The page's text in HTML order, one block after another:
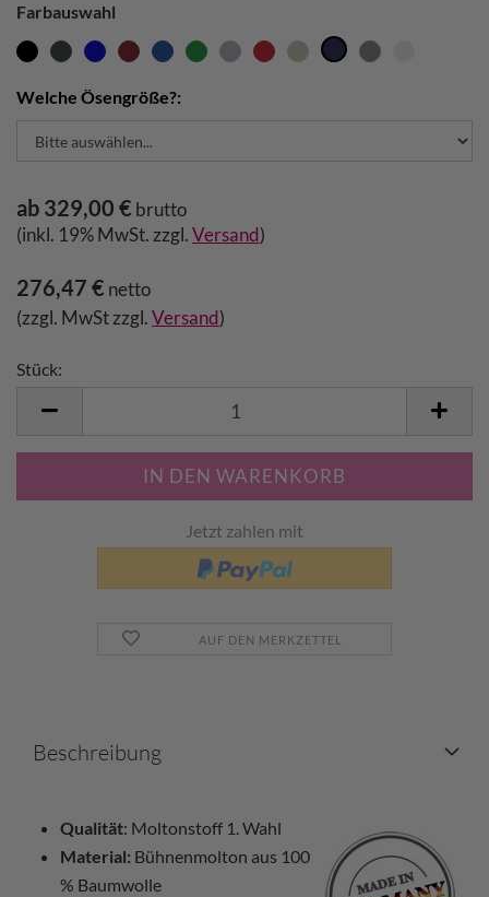
Farbauswahl
Welche Ösengröße?:
ab 329,00 € brutto
(inkl. 19% MwSt. zzgl. Versand )
276,47 € netto
(zzgl. MwSt zzgl. Versand)
Stück:
Jetzt zahlen mit
AUF DEN MERKZETTEL
Beschreibung
Qualität: Moltonstoff 1. Wahl
Material: Bühnenmolton aus 100
% Baumwolle